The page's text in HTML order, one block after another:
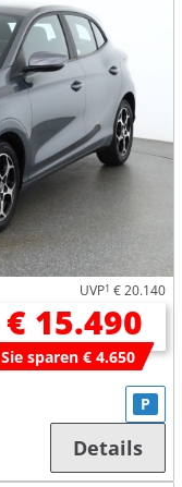
UVP1 € 20.140
€ 15.490
Sie sparen € 4.650
P
Details